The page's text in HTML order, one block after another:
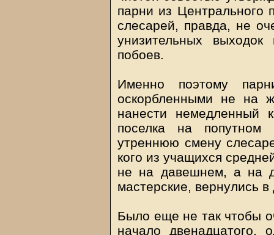
парни из Центрального
слесарей, правда, не
унизительных
побоев.
Именно поэтому
оскорбленными не на
нанести немедленный
поселка на попутном
утреннюю смену
кого из учащихся
не на давешнем, а на
мастерские, вернулись
Было еще не так чтобы
начало двенадцатого,